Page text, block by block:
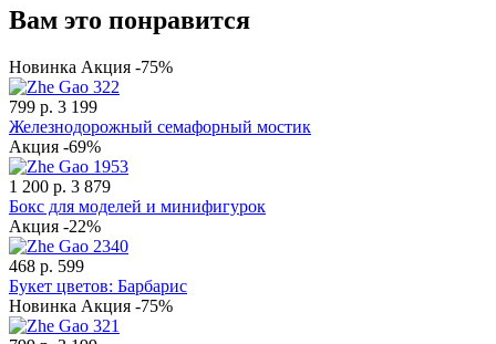
Вам это понравится
Новинка Акция -75%
799 р. 3 199
Железнодорожный семафорный мостик
Акция -69%
1 200 р. 3 879
Бокс для моделей и минифигурок
Акция -22%
468 р. 599
Букет цветов: Барбарис
Новинка Акция -75%